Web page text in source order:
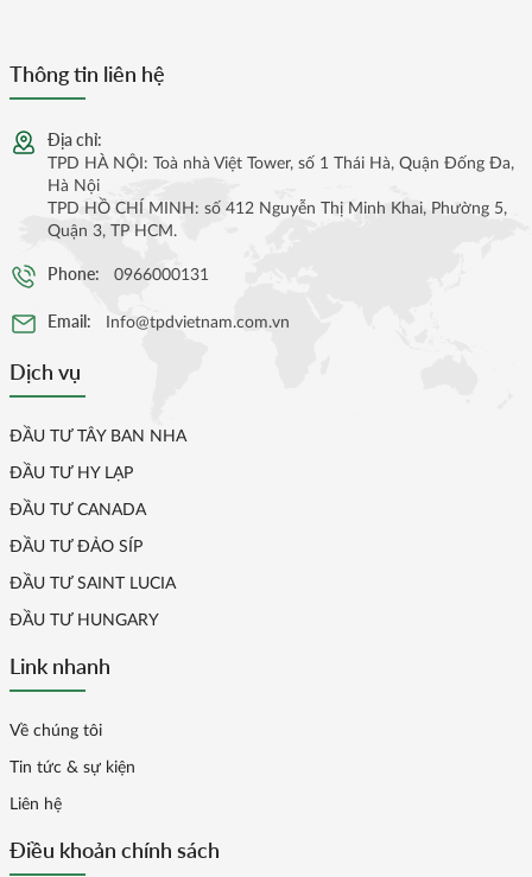
Thông tin liên hệ
Địa chỉ:
TPD HÀ NỘI: Toà nhà Việt Tower, số 1 Thái Hà, Quận Đống Đa,
Hà Nội
TPD HỒ CHÍ MINH: số 412 Nguyễn Thị Minh Khai, Phường 5,
Quận 3, TP HCM.
Phone: 0966000131
Email: Info@tpdvietnam.com.vn
Dịch vụ
ĐẦU TƯ TÂY BAN NHA
ĐẦU TƯ HY LẠP
ĐẦU TƯ CANADA
ĐẦU TƯ ĐẢO SÍP
ĐẦU TƯ SAINT LUCIA
ĐẦU TƯ HUNGARY
Link nhanh
Về chúng tôi
Tin tức & sự kiện
Liên hệ
Điều khoản chính sách